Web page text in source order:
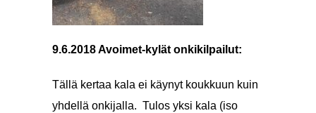
9.6.2018 Avoimet-kylät onkikilpailut:
Tällä kertaa kala ei käynyt koukkuun kuin
yhdellä onkijalla. Tulos yksi kala (iso